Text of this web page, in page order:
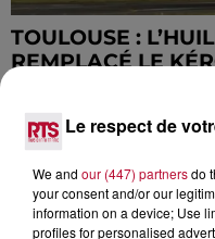
TOULOUSE :
REMPLACÉ LE
Le respect de
We and our (447) partnersdo
your consent and/or our
information on a device; Use
profiles for personalised